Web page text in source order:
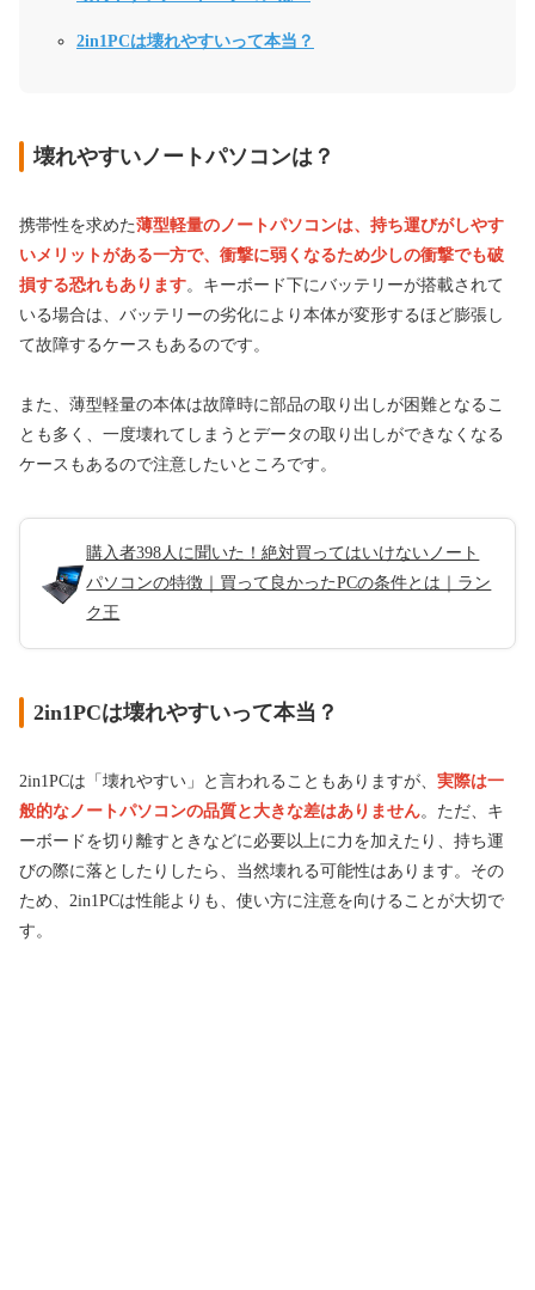
2in1PCは壊れやすいって本当？
壊れやすいノートパソコンは？
携帯性を求めた薄型軽量のノートパソコンは、持ち運びがしやす
いメリットがある一方で、衝撃に弱くなるため少しの衝撃でも破
損する恐れもあります。キーボード下にバッテリーが搭載されて
いる場合は、バッテリーの劣化により本体が変形するほど膨張し
て故障するケースもあるのです。
また、薄型軽量の本体は故障時に部品の取り出しが困難となるこ
とも多く、一度壊れてしまうとデータの取り出しができなくなる
ケースもあるので注意したいところです。
購入者398人に聞いた！絶対買ってはいけないノート
パソコンの特徴｜買って良かったPCの条件とは｜ラン
ク王
2in1PCは壊れやすいって本当？
2in1PCは「壊れやすい」と言われることもありますが、 実際は一
般的なノートパソコンの品質と大きな差はありません。ただ、キ
ーボードを切り離すときなどに必要以上に力を加えたり、持ち運
びの際に落としたりしたら、当然壊れる可能性はあります。その
ため、2in1PCは性能よりも、使い方に注意を向けることが大切で
す。